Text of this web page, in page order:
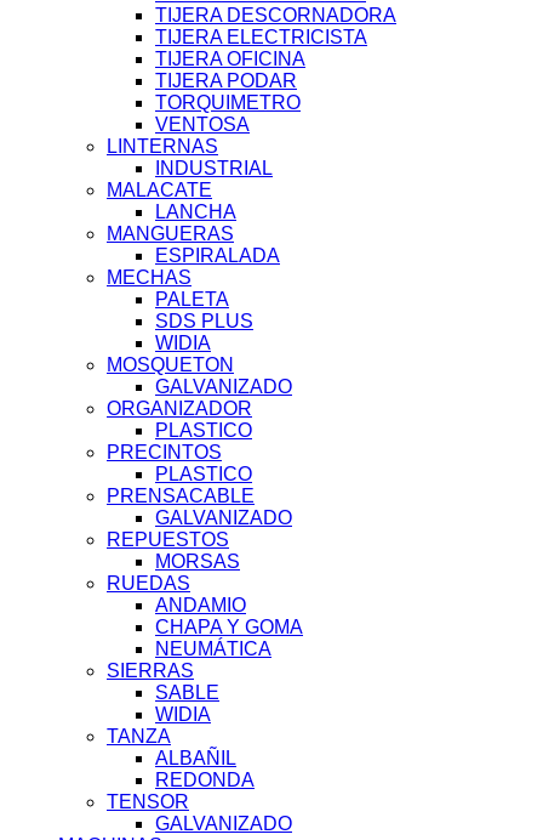
TIJERA DESCORNADORA
TIJERA ELECTRICISTA
TIJERA OFICINA
TIJERA PODAR
TORQUIMETRO
VENTOSA
LINTERNAS
INDUSTRIAL
MALACATE
LANCHA
MANGUERAS
ESPIRALADA
MECHAS
PALETA
SDS PLUS
WIDIA
MOSQUETON
GALVANIZADO
ORGANIZADOR
PLASTICO
PRECINTOS
PLASTICO
PRENSACABLE
GALVANIZADO
REPUESTOS
MORSAS
RUEDAS
ANDAMIO
CHAPA Y GOMA
NEUMÁTICA
SIERRAS
SABLE
WIDIA
TANZA
ALBAÑIL
REDONDA
TENSOR
GALVANIZADO